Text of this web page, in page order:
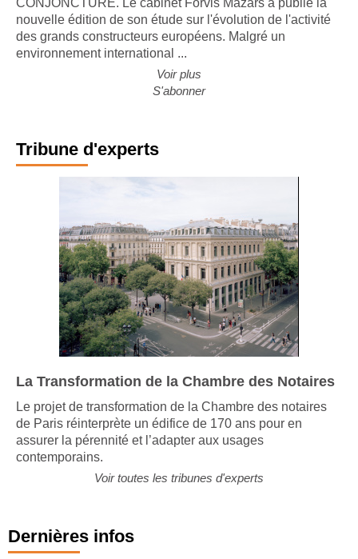
CONJONCTURE. Le cabinet Forvis Mazars a publié la
nouvelle édition de son étude sur l'évolution de l'activité
des grands constructeurs européens. Malgré un
Voir plus
Tribune d'experts
Le projet de transformation de la Chambre des notaires
de Paris réinterprète un édifice de 170 ans pour en
assurer la pérennité et l’adapter aux usages
Dernières infos